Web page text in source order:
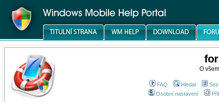
O
FAQ Hledat
Osobní nastavení